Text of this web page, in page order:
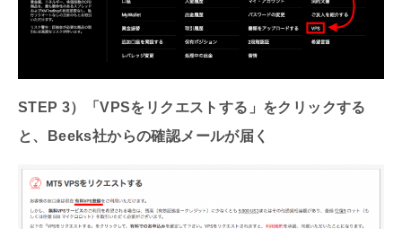
STEP 3）
「VPSをリクエストする」をクリックする
と、Beeks社からの確認メールが届く